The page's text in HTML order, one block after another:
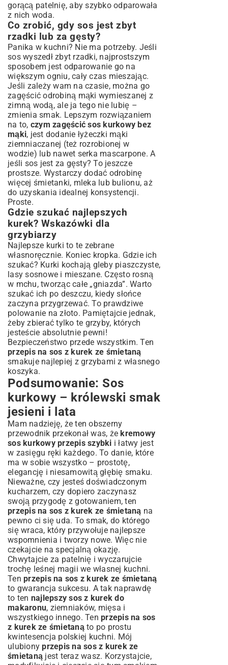
gorącą patelnię, aby szybko odparowała
z nich woda.
Co zrobić, gdy sos jest zbyt
rzadki lub za gęsty?
Panika w kuchni? Nie ma potrzeby. Jeśli
sos wyszedł zbyt rzadki, najprostszym
sposobem jest odparowanie go na
większym ogniu, cały czas mieszając.
Jeśli zależy wam na czasie, można go
zagęścić odrobiną mąki wymieszanej z
zimną wodą, ale ja tego nie lubię –
zmienia smak. Lepszym rozwiązaniem
na to, czym zagęścić sos kurkowy bez
mąki, jest dodanie łyżeczki mąki
ziemniaczanej (też rozrobionej w
wodzie) lub nawet serka mascarpone. A
jeśli sos jest za gęsty? To jeszcze
prostsze. Wystarczy dodać odrobinę
więcej śmietanki, mleka lub bulionu, aż
do uzyskania idealnej konsystencji.
Proste.
Gdzie szukać najlepszych
kurek? Wskazówki dla
grzybiarzy
Najlepsze kurki to te zebrane
własnoręcznie. Koniec kropka. Gdzie ich
szukać? Kurki kochają gleby piaszczyste,
lasy sosnowe i mieszane. Często rosną
w mchu, tworząc całe „gniazda”. Warto
szukać ich po deszczu, kiedy słońce
zaczyna przygrzewać. To prawdziwe
polowanie na złoto. Pamiętajcie jednak,
żeby zbierać tylko te grzyby, których
jesteście absolutnie pewni!
Bezpieczeństwo przede wszystkim. Ten
przepis na sos z kurek ze śmietaną
smakuje najlepiej z grzybami z własnego
koszyka.
Podsumowanie: Sos
kurkowy – królewski smak
jesieni i lata
Mam nadzieję, że ten obszerny
przewodnik przekonał was, żekremowy
sos kurkowy przepis szybki i łatwy jest
w zasięgu ręki każdego. To danie, które
ma w sobie wszystko – prostotę,
elegancję i niesamowitą głębię smaku.
Nieważne, czy jesteś doświadczonym
kucharzem, czy dopiero zaczynasz
swoją przygodę z gotowaniem, ten
przepis na sos z kurek ze śmietaną na
pewno ci się uda. To smak, do którego
się wraca, który przywołuje najlepsze
wspomnienia i tworzy nowe. Więc nie
czekajcie na specjalną okazję.
Chwytajcie za patelnię i wyczarujcie
trochę leśnej magii we własnej kuchni.
Ten przepis na sos z kurek ze śmietaną
to gwarancja sukcesu. A tak naprawdę
to ten najlepszy sos z kurek do
makaronu, ziemniaków, mięsa i
wszystkiego innego. Ten przepis na sos
z kurek ze śmietanąto po prostu
kwintesencja polskiej kuchni. Mój
ulubionyprzepis na sos z kurek ze
śmietaną jest teraz wasz. Korzystajcie,